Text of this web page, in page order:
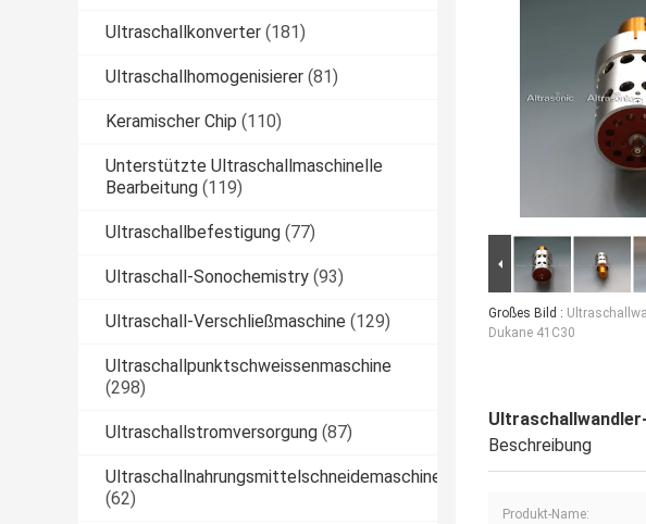
Ultraschallkonverter (181)
Ultraschallhomogenisierer (81)
Keramischer Chip (110)
Unterstützte Ultraschallmaschinelle
Bearbeitung (119)
Ultraschallbefestigung (77)
Ultraschall-Sonochemistry (93)
Ultraschall-Verschließmaschine (129)
Ultraschallpunktschweissenmaschine
(298)
Ultraschallstromversorgung (87)
Ultraschallnahrungsmittelschneidemaschine
(62)
Großes Bild :
Dukane 41C30
Beschreibung
Produkt-Name: